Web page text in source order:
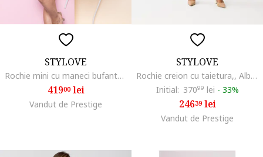
STYLOVE
Rochie mini cu maneci bufante,, Albastru deschis
41900lei
Vandut de Prestige
STYLOVE
Rochie creion cu taietura,, Albastru
Initial: 37099 lei - 33%
24639lei
Vandut de Prestige